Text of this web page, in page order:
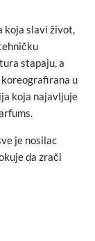
koja slavi život,
stapaju, a
u
koja najavljuje
je nosilac
da zrači